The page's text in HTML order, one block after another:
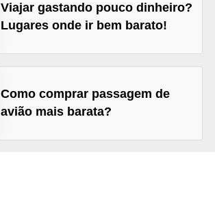
Viajar gastando pouco dinheiro?
Lugares onde ir bem barato!
Como comprar passagem de
avião mais barata?